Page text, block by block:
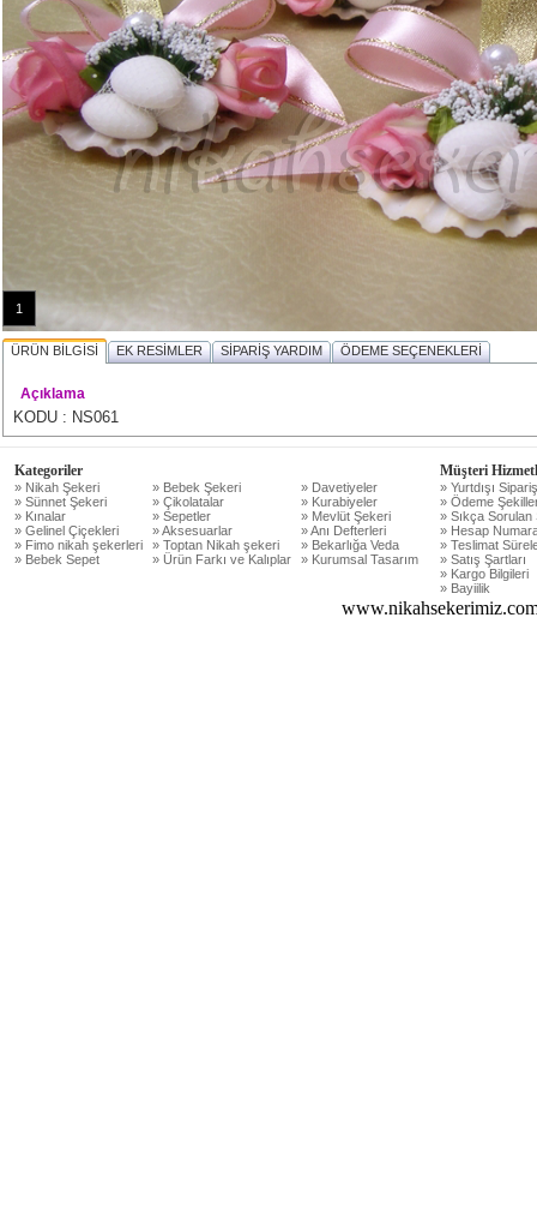
1
ÜRÜN BİLGİSİ EK RESİMLER SİPARİŞ YARDIM ÖDEME SEÇENEKLERİ
Açıklama
KODU : NS061
Kategoriler
» Nikah Şekeri » Bebek Şekeri
» Davetiyeler
» Sünnet Şekeri
» Çikolatalar
» Kurabiyeler
» Kınalar
» Sepetler
» Mevlüt Şekeri
» Gelinel Çiçekleri
» Aksesuarlar
» Anı Defterleri
» Fimo nikah şekerleri
» Toptan Nikah şekeri
» Bekarlığa Veda
» Bebek Sepet
» Ürün Farkı ve Kalıplar » Kurumsal Tasarım
Müşteri
» Yurtdışı
» Ödeme
» Sıkça Sorulan
» Hesap
» Teslimat
» Satış Şartları
» Kargo Bilgileri
» Bayiilik